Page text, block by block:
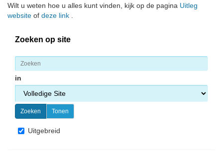
Wilt u weten hoe u alles kunt vinden, kijk op de pagina Uitleg
website of deze link
Zoeken op site
in
Uitgebreid